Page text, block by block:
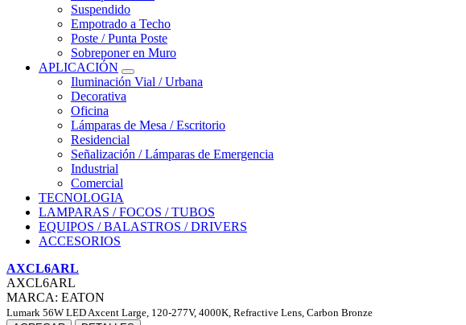
Suspendido
Empotrado a Techo
Poste / Punta Poste
Sobreponer en Muro
APLICACIÓN
Iluminación Vial / Urbana
Decorativa
Oficina
Lámparas de Mesa / Escritorio
Residencial
Señalización / Lámparas de Emergencia
Industrial
Comercial
TECNOLOGIA
LAMPARAS / FOCOS / TUBOS
EQUIPOS / BALASTROS / DRIVERS
ACCESORIOS
AXCL6ARL
AXCL6ARL
MARCA: EATON
Lumark 56W LED Axcent Large, 120-277V, 4000K, Refractive Lens, Carbon Bronze